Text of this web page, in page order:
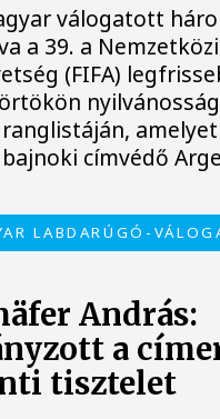
válogatott
a 39. a
(FIFA)
címvédő
LABDARÚGÓ-
András:
a
tisztelet